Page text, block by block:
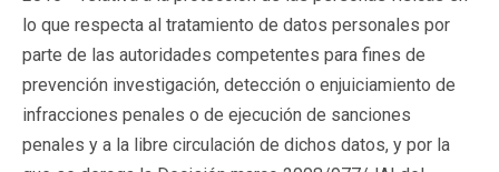
lo que respecta al tratamiento de datos personales por
parte de las autoridades competentes para fines de
prevención investigación, detección o enjuiciamiento de
infracciones penales o de ejecución de sanciones
penales y a la libre circulación de dichos datos, y por la